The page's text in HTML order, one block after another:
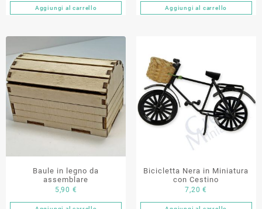
Aggiungi al carrello Aggiungi al carrello
Baule in legno da
assemblare
5,90 €
Bicicletta Nera in Miniatura
con Cestino
7,20€